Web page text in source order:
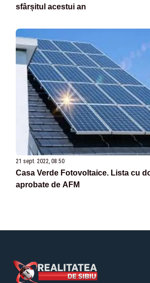
sfârșitul acestui an
21 sept. 2022, 08:50
Casa Verde Fotovoltaice. Lista cu
aprobate de AFM